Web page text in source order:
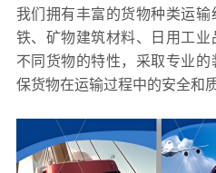
我们拥有丰富的货物种类运输
铁、矿物建筑材料、日用工
不同货物的特性，采取专业
保货物在运输过程中的安全和质